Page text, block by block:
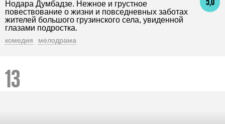
Нодара Думбадзе. Нежное и грустное
повествование о жизни и повседневных заботах
жителей большого грузинского села, увиденной
глазами подростка.
комедия мелодрама